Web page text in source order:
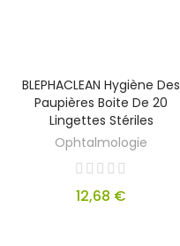
BLEPHACLEAN Hygiène Des
Paupières Boite De 20
Lingettes Stériles
Ophtalmologie
12,68 €